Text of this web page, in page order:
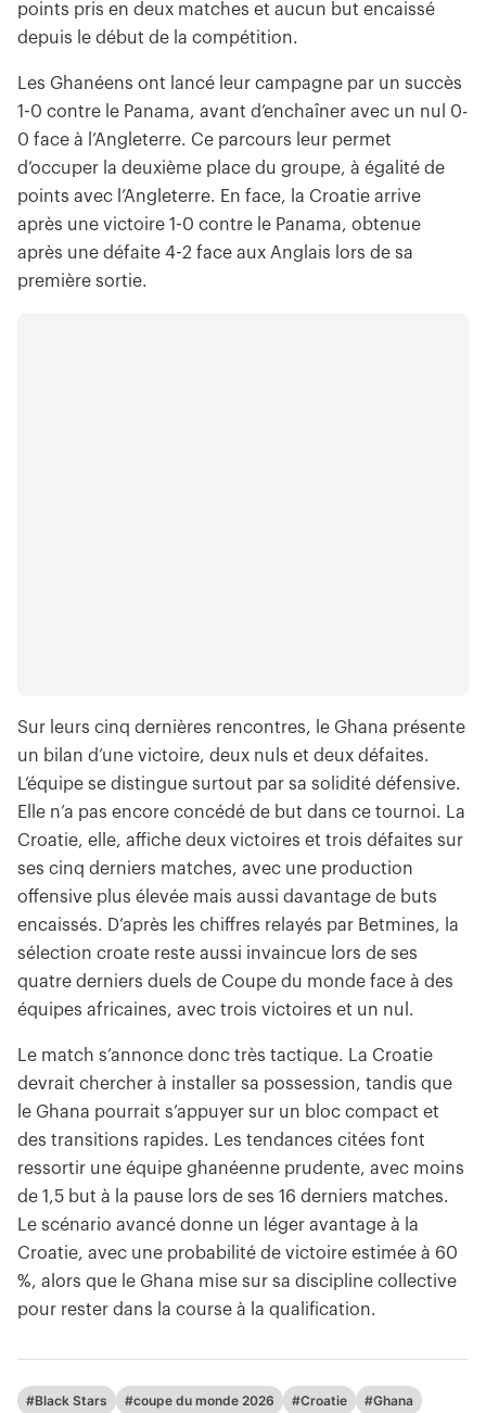
points pris en deux matches et aucun but encaissé
depuis le début de la compétition.
Les Ghanéens ont lancé leur campagne par un succès
1-0 contre le Panama, avant d’enchaîner avec un nul 0-
0 face à l’Angleterre. Ce parcours leur permet
d’occuper la deuxième place du groupe, à égalité de
points avec l’Angleterre. En face, la Croatie arrive
après une victoire 1-0 contre le Panama, obtenue
après une défaite 4-2 face aux Anglais lors de sa
première sortie.
Sur leurs cinq dernières rencontres, le Ghana présente
un bilan d’une victoire, deux nuls et deux défaites.
L’équipe se distingue surtout par sa solidité défensive.
Elle n’a pas encore concédé de but dans ce tournoi. La
Croatie, elle, affiche deux victoires et trois défaites sur
ses cinq derniers matches, avec une production
offensive plus élevée mais aussi davantage de buts
encaissés. D’après les chiffres relayés par Betmines, la
sélection croate reste aussi invaincue lors de ses
quatre derniers duels de Coupe du monde face à des
équipes africaines, avec trois victoires et un nul.
Le match s’annonce donc très tactique. La Croatie
devrait chercher à installer sa possession, tandis que
le Ghana pourrait s’appuyer sur un bloc compact et
des transitions rapides. Les tendances citées font
ressortir une équipe ghanéenne prudente, avec moins
de 1,5 but à la pause lors de ses 16 derniers matches.
Le scénario avancé donne un léger avantage à la
Croatie, avec une probabilité de victoire estimée à 60
%, alors que le Ghana mise sur sa discipline collective
pour rester dans la course à la qualification.
#Black Stars #coupe du monde 2026 #Croatie #Ghana